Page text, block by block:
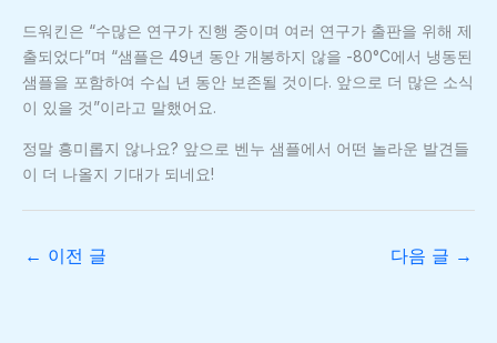
드워킨은 “수많은 연구가 진행 중이며 여러 연구가 출판을 위해 제
출되었다”며 “샘플은 49년 동안 개봉하지 않을 -80°C에서 냉동된
샘플을 포함하여 수십 년 동안 보존될 것이다. 앞으로 더 많은 소식
이 있을 것”이라고 말했어요.
정말 흥미롭지 않나요? 앞으로 벤누 샘플에서 어떤 놀라운 발견들
이 더 나올지 기대가 되네요!
← 이전 글 다음 글 →